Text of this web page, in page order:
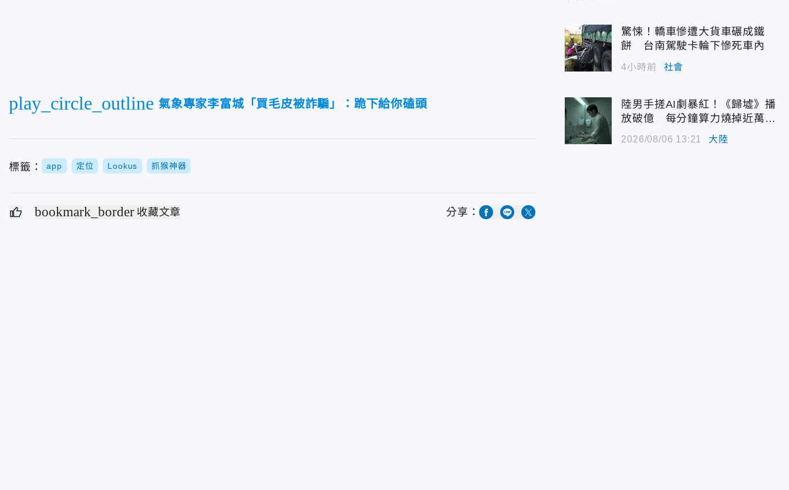
play_circle_outline 氣象專家李富城「買毛皮被詐騙」：跪下給你磕頭
標籤： app 定位 Lookus 抓猴神器
bookmark_border 收藏文章 分享：
驚悚！轎車慘遭大貨車碾成鐵
餅 台南駕駛卡輪下慘死車內
4小時前 社會
陸男手搓AI劇暴紅！《歸墟》播
放破億 每分鐘算力燒掉近萬台
2026/08/06 13:21 大陸